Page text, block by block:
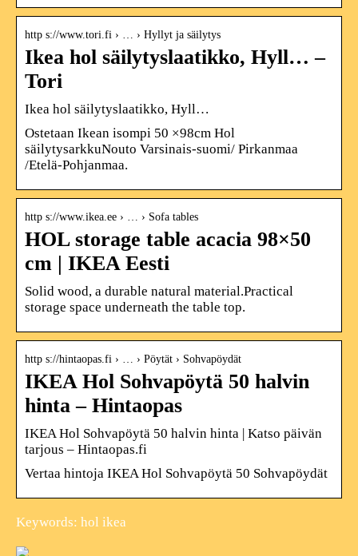
http s://www.tori.fi › … › Hyllyt ja säilytys
Ikea hol säilytyslaatikko, Hyll… –
Tori
Ikea hol säilytyslaatikko, Hyll…
Ostetaan Ikean isompi 50 ×98cm Hol
säilytysarkkuNouto Varsinais-suomi/ Pirkanmaa
/Etelä-Pohjanmaa.
http s://www.ikea.ee › … › Sofa tables
HOL storage table acacia 98×50
cm | IKEA Eesti
Solid wood, a durable natural material.Practical
storage space underneath the table top.
http s://hintaopas.fi › … › Pöytät › Sohvapöydät
IKEA Hol Sohvapöytä 50 halvin
hinta – Hintaopas
IKEA Hol Sohvapöytä 50 halvin hinta | Katso päivän
tarjous – Hintaopas.fi
Vertaa hintoja IKEA Hol Sohvapöytä 50 Sohvapöydät
Keywords: hol ikea